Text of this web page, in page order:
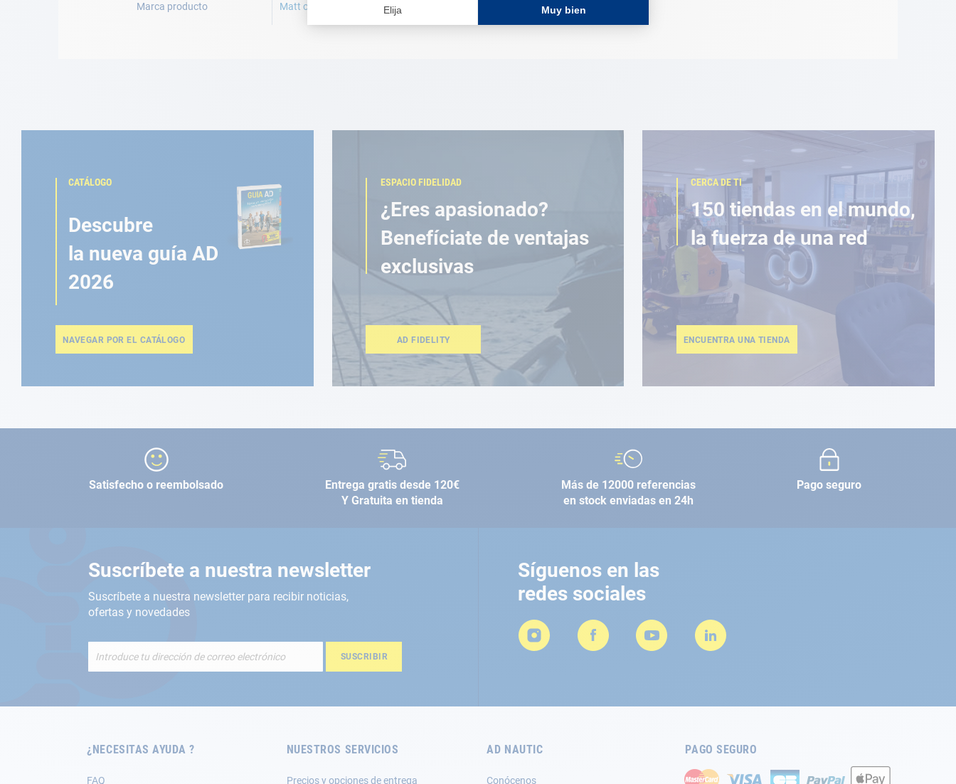
Marca producto Matt chem
CATÁLOGO
Descubre
la nueva guía AD
2026
NAVEGAR POR EL CATÁLOGO
ESPACIO FIDELIDAD
¿Eres apasionado?
Benefíciate de ventajas
exclusivas
AD FIDELITY
CERCA DE TI
150 tiendas en el mundo,
la fuerza de una red
ENCUENTRA UNA TIENDA
Satisfecho o reembolsado
Entrega gratis desde 120€
Y Gratuita en tienda
Más de 12000 referencias
en stock enviadas en 24h
Pago seguro
Suscríbete a nuestra newsletter
Suscríbete a nuestra newsletter para recibir noticias,
ofertas y novedades
de
SUSCRIBIR
Síguenos en las
redes sociales
¿NECESITAS AYUDA ?
FAQ
NUESTROS SERVICIOS
Precios y opciones de entrega
AD NAUTIC
Conócenos
PAGO SEGURO